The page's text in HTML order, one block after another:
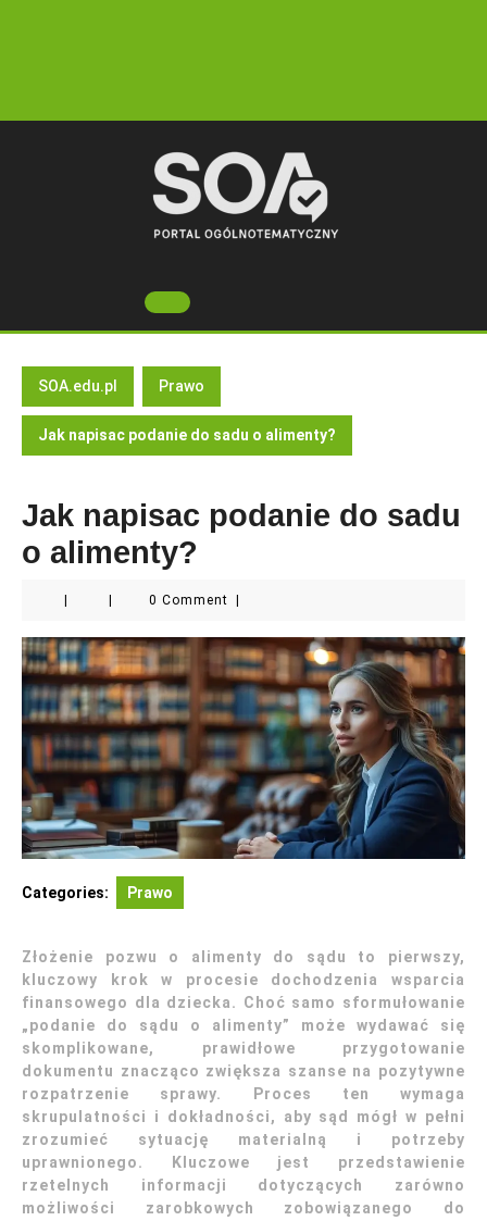
Open
Button
SOA.edu.pl Prawo
Jak napisac podanie do sadu o alimenty?
Jak napisac podanie do sadu
o alimenty?
0 Comment
Categories: Prawo
Złożenie pozwu o alimenty do sądu to pierwszy,
kluczowy krok w procesie dochodzenia wsparcia
finansowego dla dziecka. Choć samo sformułowanie
„podanie do sądu o alimenty” może wydawać się
skomplikowane, prawidłowe przygotowanie
dokumentu znacząco zwiększa szanse na pozytywne
rozpatrzenie sprawy. Proces ten wymaga
skrupulatności i dokładności, aby sąd mógł w pełni
zrozumieć sytuację materialną i potrzeby
uprawnionego. Kluczowe jest przedstawienie
rzetelnych informacji dotyczących zarówno
możliwości zarobkowych zobowiązanego do